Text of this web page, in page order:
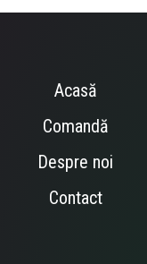
Acasă
Comandă
Despre noi
Contact